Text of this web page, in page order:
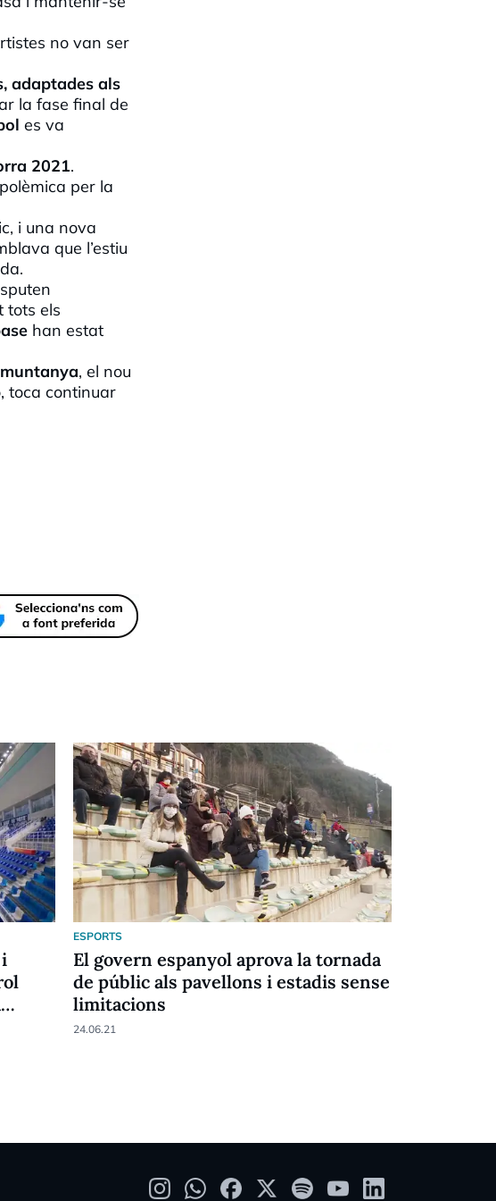
no van ser
adaptades als
la fase final de
es va
2021.
per la
i una nova
que l’estiu
tots els
han estat
, el nou
toca continuar
ESPORTS
El govern espanyol aprova la tornada
de públic als pavellons i estadis sense
limitacions
24.06.21